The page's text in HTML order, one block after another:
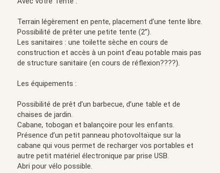
Terrain légèrement en pente, placement d’une tente libre.
Possibilité de prêter une petite tente (2’’).
Les sanitaires : une toilette sèche en cours de
construction et accès à un point d’eau potable mais pas
de structure sanitaire (en cours de réflexion????).
Les équipements :
Possibilité de prêt d’un barbecue, d’une table et de
chaises de jardin.
Cabane, tobogan et balançoire pour les enfants.
Présence d’un petit panneau photovoltaïque sur la
cabane qui vous permet de recharger vos portables et
autre petit matériel électronique par prise USB.
Abri pour vélo possible.